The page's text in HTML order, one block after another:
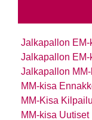
Jalkapallon EM-
Jalkapallon EM-
Jalkapallon
MM-kisa
MM-Kisa
MM-kisa Uutiset